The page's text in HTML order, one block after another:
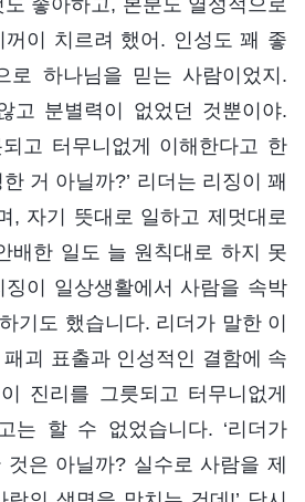
꺼이 치르려 했어. 인성도 꽤 좋
로 하나님을 믿는 사람이었지.
고 분별력이 없었던 것뿐이야.
고 터무니없게 이해한다고 한
거 아닐까?’ 리더는 리징이 꽤
, 자기 뜻대로 일하고 제멋대로
배한 일도 늘 원칙대로 하지 못
이 일상생활에서 사람을 속박
기도 했습니다. 리더가 말한 이
괴 표출과 인성적인 결함에 속
진리를 그릇되고 터무니없게
는 할 수 없었습니다. ‘리더가
것은 아닐까? 실수로 사람을 제